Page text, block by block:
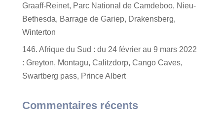
Graaff-Reinet, Parc National de Camdeboo, Nieu-
Bethesda, Barrage de Gariep, Drakensberg,
Winterton
146. Afrique du Sud : du 24 février au 9 mars 2022
: Greyton, Montagu, Calitzdorp, Cango Caves,
Swartberg pass, Prince Albert
Commentaires récents